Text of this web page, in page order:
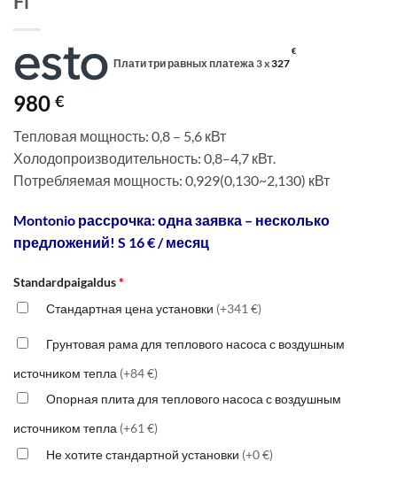
Плати три равных платежа 3 x327
€
980 €
Тепловая мощность: 0,8 – 5,6 кВт
Холодопроизводительность: 0,8–4,7 кВт.
Потребляемая мощность: 0,929(0,130~2,130) кВт
Montonio рассрочка: одна заявка – несколько
предложений! S 16 € / месяц
Standardpaigaldus*
Стандартная цена установки (+341 €)
Грунтовая рама для теплового насоса с воздушным
источником тепла (+84 €)
Опорная плита для теплового насоса с воздушным
источником тепла (+61 €)
Не хотите стандартной установки (+0 €)